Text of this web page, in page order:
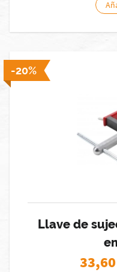
-20%
Llave de
33,60